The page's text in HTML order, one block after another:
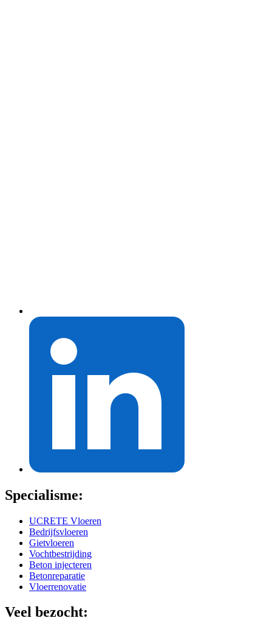
Specialisme:
UCRETE Vloeren
Bedrijfsvloeren
Gietvloeren
Vochtbestrijding
Beton injecteren
Betonreparatie
Vloerrenovatie
Veel bezocht: